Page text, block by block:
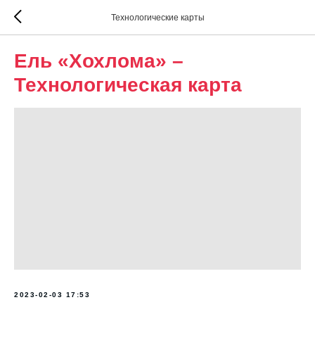
Технологические карты
Ель «Хохлома» –
Технологическая карта
2023-02-03 17:53